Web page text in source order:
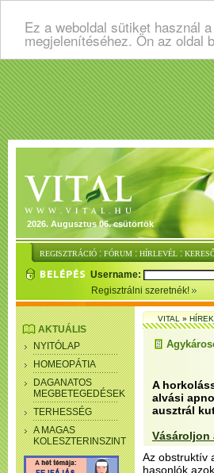
Ez a weboldal sütiket használ
megjelenítéséhez. Ön az oldal
2026. Augusztus 06. csütörtök
REGISZTRÁCIÓ : FÓRUM : HÍRLEVÉL :
Username:
Regisztrálni szeretnék!
AKTUÁLIS
NYITÓLAP
HOMEOPÁTIA
DAGANATOS
MEGBETEGEDÉSEK
TERHESSÉG
A MAGAS
KOLESZTERINSZINT
VITAL»
A
alvási
ausztrál
Vásároljon
Az obstruktív
hasonlók